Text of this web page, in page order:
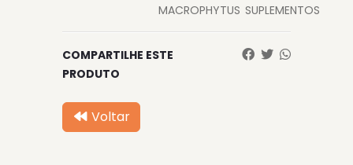
MACROPHYTUS SUPLEMENTOS
COMPARTILHE ESTE
PRODUTO
Voltar